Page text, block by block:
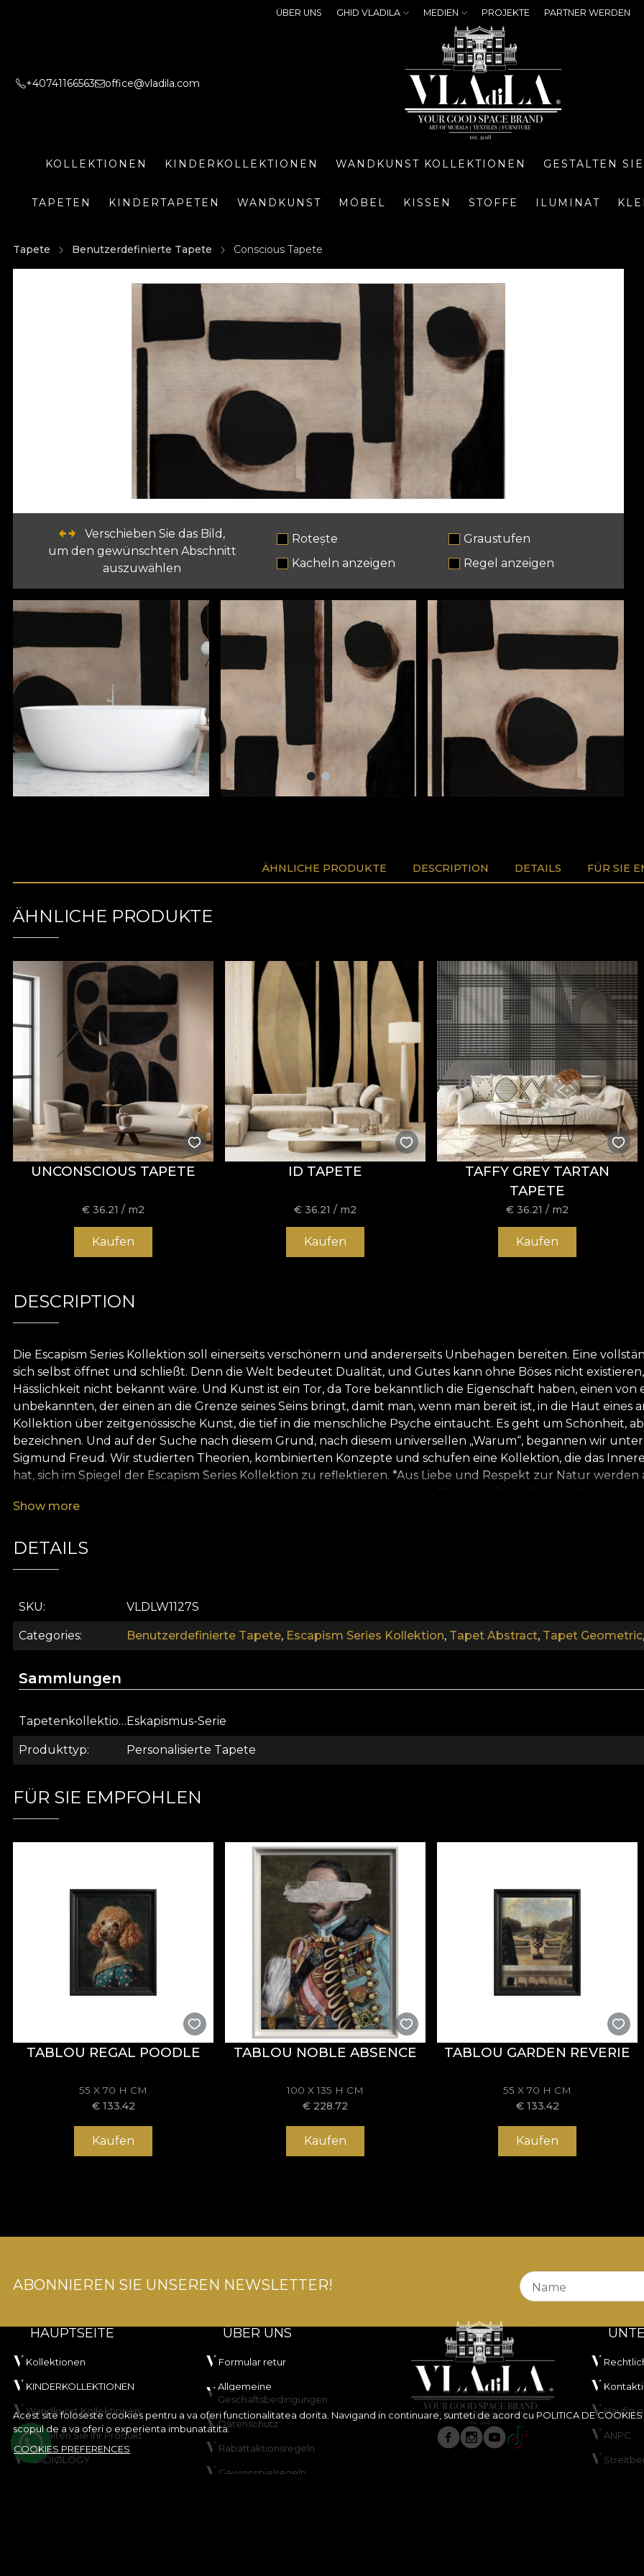
ÜBER UNS GHID VLADILA MEDIEN PROJEKTE PARTNER WERDEN
+40741166563 office@vladila.com
KOLLEKTIONEN KINDERKOLLEKTIONEN WANDKUNST KOLLEKTIONEN GESTALTEN
TAPETEN KINDERTAPETEN WANDKUNST MÖBEL KISSEN STOFFE ILUMINAT
Tapete Benutzerdefinierte Tapete Conscious Tapete
Verschieben Sie das Bild,
um den gewünschten Abschnitt
auszuwählen
Rotește
Graustufen
Kacheln anzeigen
Regel anzeigen
ÄHNLICHE PRODUKTE DESCRIPTION DETAILS FÜR SIE
ÄHNLICHE PRODUKTE
UNCONSCIOUS TAPETE
€36.21 / m2
Kaufen
ID TAPETE
€36.21 / m2
Kaufen
TAFFY GREY TARTAN
TAPETE
€36.21 / m2
Kaufen
DESCRIPTION
Die Escapism Series Kollektion soll einerseits verschönern und andererseits Unbehagen bereiten. Eine
sich selbst öffnet und schließt. Denn die Welt bedeutet Dualität, und Gutes kann ohne Böses nicht
Hässlichkeit nicht bekannt wäre. Und Kunst ist ein Tor, da Tore bekanntlich die Eigenschaft haben, einen
unbekannten, der einen an die Grenze seines Seins bringt, damit man, wenn man bereit ist, in die Haut eines
Kollektion über zeitgenössische Kunst, die tief in die menschliche Psyche eintaucht. Es geht um Schönheit,
bezeichnen. Und auf der Suche nach diesem Grund, nach diesem universellen „Warum“, begannen wir
Sigmund Freud. Wir studierten Theorien, kombinierten Konzepte und schufen eine Kollektion, die das
hat, sich im Spiegel der Escapism Series Kollektion zu reflektieren. *Aus Liebe und Respekt zur Natur
Tapete. Auf diese Weise können Sie einen schnellen, sicheren und effizienten Renovierungsprozess
Show more
DETAILS
SKU VLDLW1127S
Categories Benutzerdefinierte Tapete, Escapism Series Kollektion, Tapet Abstract, Tapet Geometric,
Sammlungen
Tapetenkollektion Eskapismus-Serie
Produkttyp Personalisierte Tapete
FÜR SIE EMPFOHLEN
TABLOU REGAL POODLE
55 X 70 H CM
€ 133.42
Kaufen
TABLOU NOBLE ABSENCE
100 X 135 H CM
€ 228.72
Kaufen
TABLOU GARDEN REVERIE
55 X 70 H CM
€ 133.42
Kaufen
Acest site foloseste cookies pentru a va oferi functionalitatea dorita. Navigand in continuare, sunteti de acord cu POLITICA DE COOKIES
scopul de a va oferi o experienta imbunatatita.
COOKIES PREFERENCES
ABONNIEREN SIE UNSEREN NEWSLETTER! Name
HAUPTSEITE
Kollektionen
KINDERKOLLEKTIONEN
Wandkunst Kollektionen
Gestalten Sie Ihr Produkt
VLADIØLOGY
ÜBER UNS
Formular retur
Allgemeine
Geschäftsbedingungen
Datenschutz
Rabattaktionsregeln
Gewinnspielregeln
Häufig
ANPC